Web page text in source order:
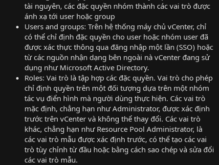
tài nguyên, các đặc quyền nhóm thành các vai trò được
ánh xạ tới user hoặc group
Users and groups: Trên hệ thống máy chủ vCenter, chỉ
có thể chỉ định đặc quyền cho user hoặc nhóm user đã
được xác thực thông qua đăng nhập một lần (SSO) hoặc
từ các nguồn nhận dạng bên ngoài nà vCenter đang sử
dụng như Microsoft Active Directory.
Roles: Vai trò là tập hợp các đặc quyền. Vai trò cho phép
chỉ định quyền trên một đối tượng dựa trên một nhóm
tác vụ điển hình mà người dùng thực hiện. Các vai trò
mặc định, chẳng hạn như Administrator, được xác định
trước trên vCenter và không thể thay đổi. Các vai trò
khác, chẳng hạn như Resource Pool Administrator, là
các vai trò mẫu được xác định trước, có thể tạo các vai
trò tùy chỉnh từ đầu hoặc bằng cách sao chép và sửa đổi
các vai trò mẫu.